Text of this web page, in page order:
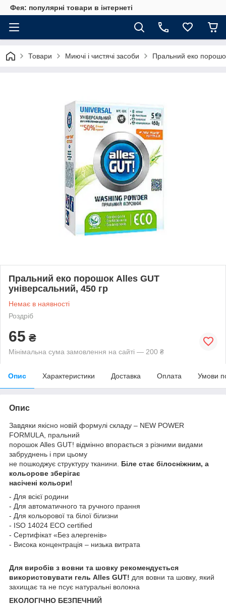
Фея: популярні товари в інтернеті
Товари Миючі і чистячі засоби Пральний еко
Пральний еко порошок Alles GUT
універсальний, 450 гр
Немає в наявності
Роздріб
65 ₴
Мінімальна сума замовлення на сайті — 200 ₴
Опис Характеристики Доставка Оплата Умови
Опис
Завдяки якісно новій формулі складу – NEW POWER
FORMULA, пральний
порошок Alles GUT! відмінно впорається з різними видами
забруднень і при цьому
не пошкоджує структуру тканини. Біле стає білосніжним, а
кольорове зберігає
насічені кольори!
- Для всієї родини
- Для автоматичного та ручного прання
- Для кольорової та білої білизни
- ISO 14024 ECO certified
- Сертифікат «Без алергенів»
- Висока концентрація – низька витрата
Для виробів з вовни та шовку рекомендується
використовувати гель Alles GUT! для вовни та шовку, який
захищає та не псує натуральні волокна
ЕКОЛОГІЧНО БЕЗПЕЧНИЙ